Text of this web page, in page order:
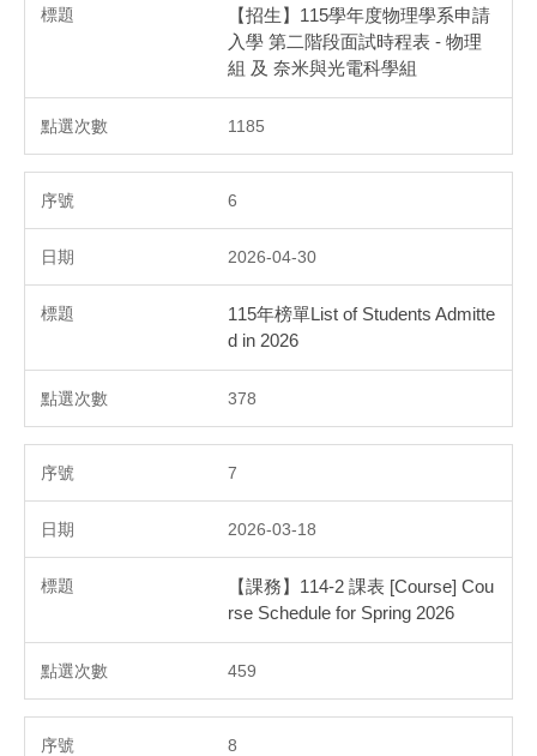
【招生】115學年度物理學系申請
入學 第二階段面試時程表 - 物理
組 及 奈米與光電科學組
1185
6
2026-04-30
115年榜單List of Students Admitte
d in 2026
378
7
2026-03-18
【課務】114-2 課表 [Course] Cou
rse Schedule for Spring 2026
459
8